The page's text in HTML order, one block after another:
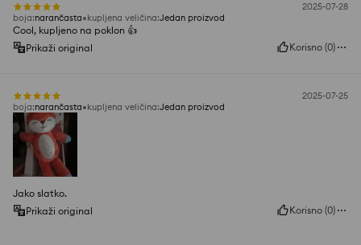
2025-07-28
boja:narančasta kupljena veličina:Jedan proizvod
Cool, kupljeno na poklon 👍️
Prikaži original
Korisno (0)
2025-07-25
boja:narančasta kupljena veličina:Jedan proizvod
Jako slatko.
Prikaži original
Korisno (0)